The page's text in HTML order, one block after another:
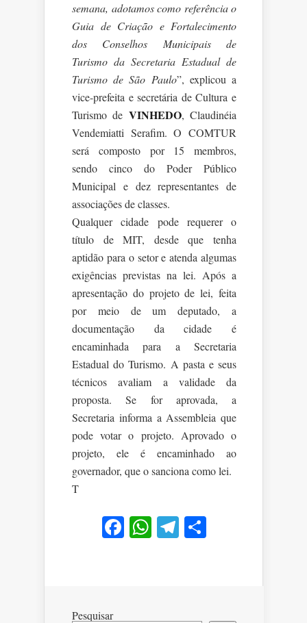
semana, adotamos como referência o
Guia de Criação e Fortalecimento
dos Conselhos Municipais de
Turismo da Secretaria Estadual de
Turismo de São Paulo”, explicou a
vice-prefeita e secretária de Cultura e
Turismo de VINHEDO, Claudinéia
Vendemiatti Serafim. O COMTUR
será composto por 15 membros,
sendo cinco do Poder Público
Municipal e dez representantes de
associações de classes.
Qualquer cidade pode requerer o
título de MIT, desde que tenha
aptidão para o setor e atenda algumas
exigências previstas na lei. Após a
apresentação do projeto de lei, feita
por meio de um deputado, a
documentação da cidade é
encaminhada para a Secretaria
Estadual do Turismo. A pasta e seus
técnicos avaliam a validade da
proposta. Se for aprovada, a
Secretaria informa a Assembleia que
pode votar o projeto. Aprovado o
projeto, ele é encaminhado ao
governador, que o sanciona como lei.
T
Facebook
WhatsApp
Telegram
Pesquisar